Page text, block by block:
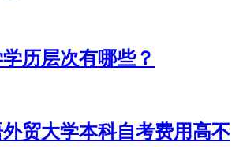
历层次有哪些？
贸大学本科自考费用高不